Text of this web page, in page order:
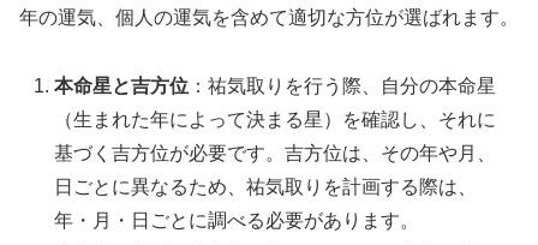
年の運気、個人の運気を含めて適切な方位が選ばれます。
本命星と吉方位 ：祐気取りを行う際、自分の本命星
（生まれた年によって決まる星）を確認し、それに
基づく吉方位が必要です。吉方位は、その年や月、
日ごとに異なるため、祐気取りを計画する際は、
年・月・日ごとに調べる必要があります。